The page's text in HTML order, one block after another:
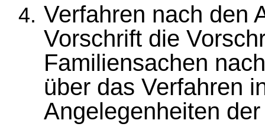
Verfahren nach den
Vorschrift die
Familiensachen
über das Verfahren
Angelegenheiten